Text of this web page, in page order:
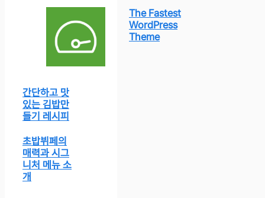
The Fastest
WordPress
Theme
간단하고 맛
있는 김밥만
들기 레시피
초밥뷔페의
매력과 시그
니처 메뉴 소
개